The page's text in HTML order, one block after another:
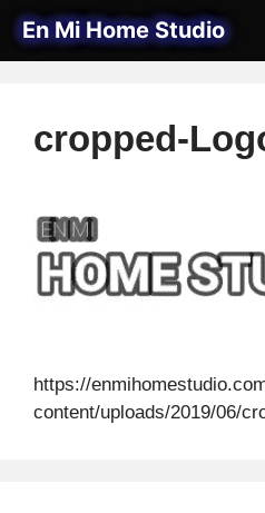
Saltar
contenido
En Mi Home Studio
cropped-
https://
content/uploads/2019/06/